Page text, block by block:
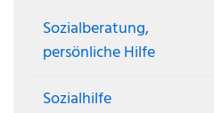
Sozialberatung,
persönliche Hilfe
Sozialhilfe